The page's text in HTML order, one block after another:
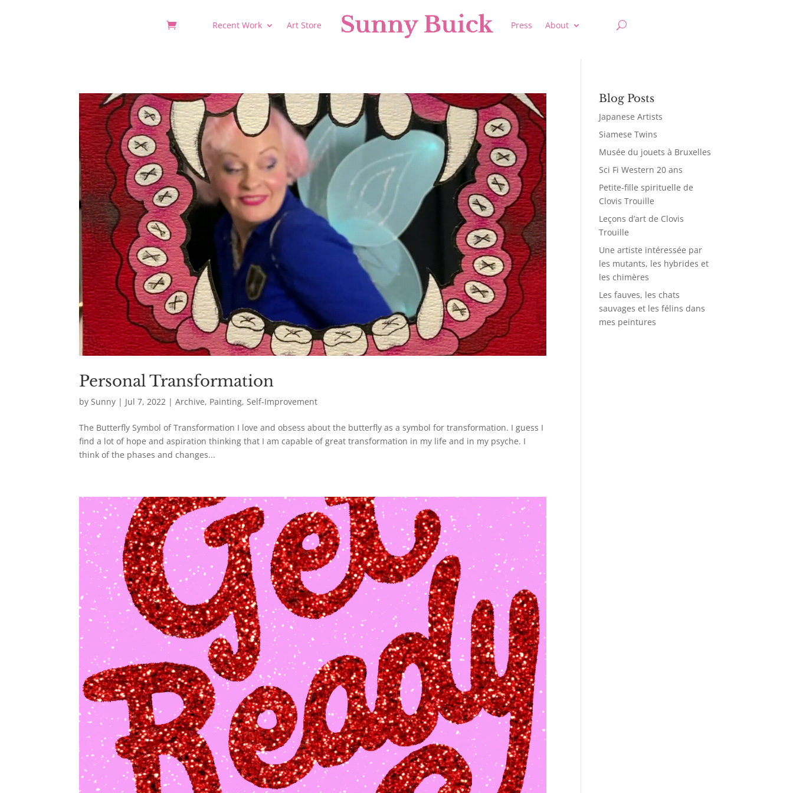
Recent Work Art Store Press About
Personal Transformation
bySunny | Jul 7, 2022 |Archive, Painting,Self-Improvement
The Butterfly Symbol of Transformation I love and obsess about the butterfly as a symbol for transformation. I guess I
find a lot of hope and aspiration thinking that I am capable of great transformation in my life and in my psyche. I
think of the phases and changes...
Blog Posts
Japanese Artists
Siamese Twins
Musée du jouets à Bruxelles
Sci Fi Western 20 ans
Petite-fille spirituelle de
Clovis Trouille
Leçons d’art de Clovis
Trouille
Une artiste intéressée par
les mutants, les hybrides et
les chimères
Les fauves, les chats
sauvages et les félins dans
mes peintures